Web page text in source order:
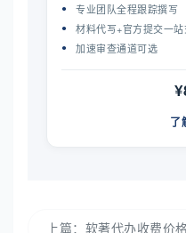
专业团队全程跟踪撰写
材料代写+官方提交一
加速审查通道可选
了
上篇： 软著代办收费价